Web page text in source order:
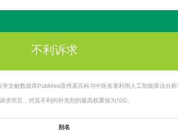
不利诉求
文献数据库PubMed及维基百科与中医名著利用人工智能算法分析
求而言，对其不利的补充剂的最高权重值为100。
别名